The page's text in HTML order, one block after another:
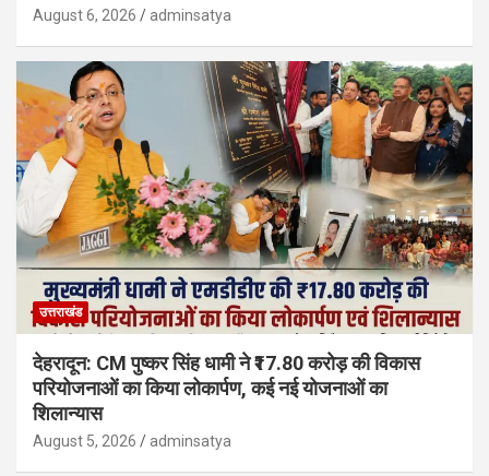
August 6, 2026 adminsatya
उत्तराखंड
देहरादून: CM पुष्कर सिंह धामी ने ₹17.80 करोड़ की विकास
परियोजनाओं का किया लोकार्पण, कई नई योजनाओं का
शिलान्यास
August 5, 2026 adminsatya